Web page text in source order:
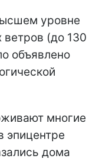
уровне
ветров (до 130
объявлено
многие
эпицентре
дома